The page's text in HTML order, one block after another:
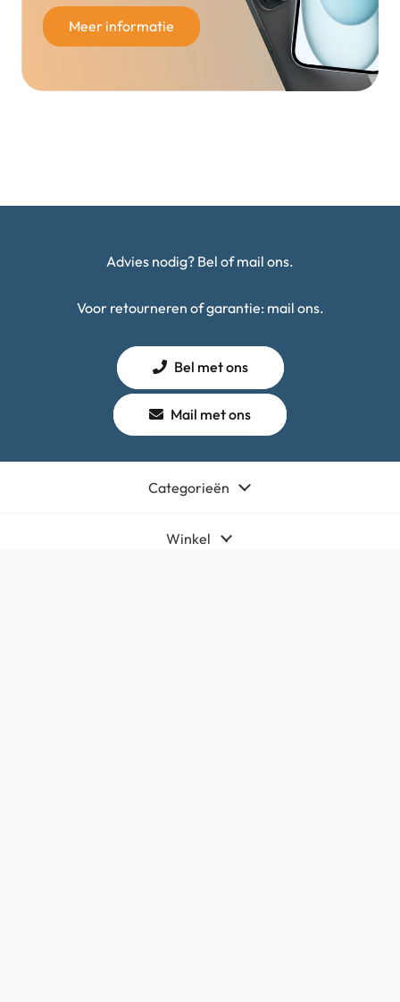
Meer informatie
Advies nodig? Bel of mail ons.
Voor retourneren of garantie: mail ons.
Bel met ons
Mail met ons
Categorieën
Winkel